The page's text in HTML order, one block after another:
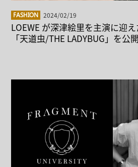
FASHION 2024/02/19
LOEWE が深津絵里を主演に迎
「天道虫/THE LADYBUG」を公開